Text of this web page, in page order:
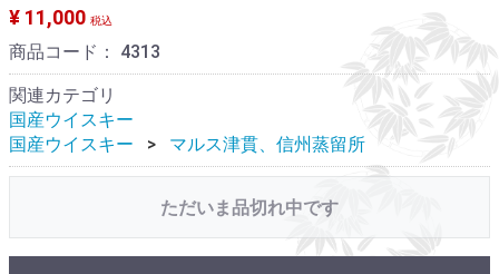
¥ 11,000 税込
商品コード： 4313
関連カテゴリ
国産ウイスキー
国産ウイスキー
マルス津貫、信州蒸留所
ただいま品切れ中です